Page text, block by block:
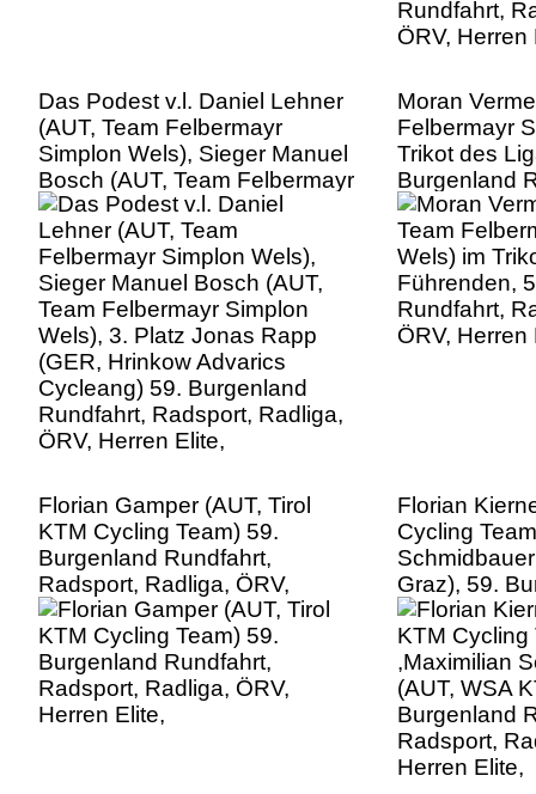
Das Podest v.l. Daniel Lehner
(AUT, Team Felbermayr
Simplon Wels), Sieger Manuel
Bosch (AUT, Team Felbermayr
Simplon Wels), 3. Platz Jonas
Rapp (GER, Hrinkow Advarics
Cycleang) 59. Burgenland
Rundfahrt, Radsport, Radliga,
ÖRV, Herren Elite,
Moran
Felbermayr
Trikot des
Burgenland
Radsport,
Herren Elite,
Florian Gamper (AUT, Tirol
KTM Cycling Team) 59.
Burgenland Rundfahrt,
Radsport, Radliga, ÖRV,
Herren Elite,
Florian
Cycling
Graz), 59.
Rundfahrt,
ÖRV, Herren